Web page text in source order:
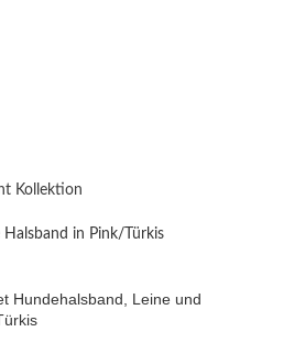
Kollektion
Hundehalsband, Leine und